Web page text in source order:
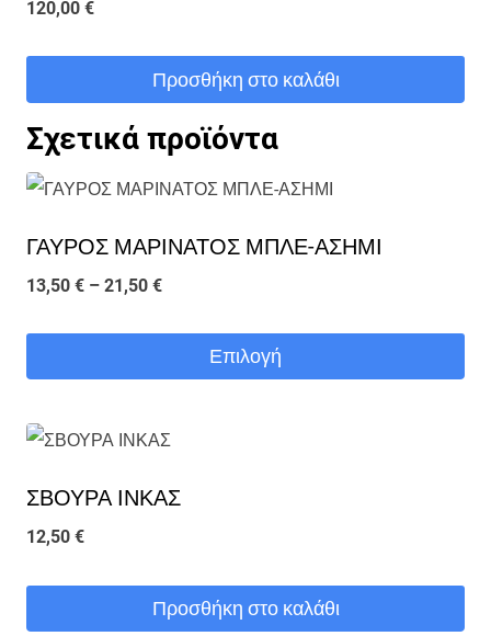
120,00 €
Προσθήκη στο καλάθι
Σχετικά προϊόντα
ΓΑΥΡΟΣ ΜΑΡΙΝΑΤΟΣ ΜΠΛΕ-ΑΣΗΜΙ
13,50 € – 21,50 €Price
13,50 €Επιλογή
το
έχει
πολλαπλές
ΣΒΟΥΡΑ ΙΝΚΑΣ
12,50 €
Προσθήκη στο καλάθι